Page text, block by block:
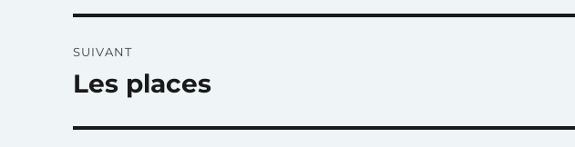
SUIVANT
Publication
Les places